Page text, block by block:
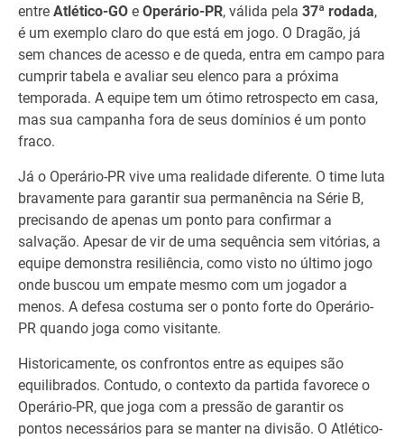
entre Atlético-GO e Operário-PR, válida pela 37ª rodada,
é um exemplo claro do que está em jogo. O Dragão, já
sem chances de acesso e de queda, entra em campo para
cumprir tabela e avaliar seu elenco para a próxima
temporada. A equipe tem um ótimo retrospecto em casa,
mas sua campanha fora de seus domínios é um ponto
fraco.
Já o Operário-PR vive uma realidade diferente. O time luta
bravamente para garantir sua permanência na Série B,
precisando de apenas um ponto para confirmar a
salvação. Apesar de vir de uma sequência sem vitórias, a
equipe demonstra resiliência, como visto no último jogo
onde buscou um empate mesmo com um jogador a
menos. A defesa costuma ser o ponto forte do Operário-
PR quando joga como visitante.
Historicamente, os confrontos entre as equipes são
equilibrados. Contudo, o contexto da partida favorece o
Operário-PR, que joga com a pressão de garantir os
pontos necessários para se manter na divisão. O Atlético-